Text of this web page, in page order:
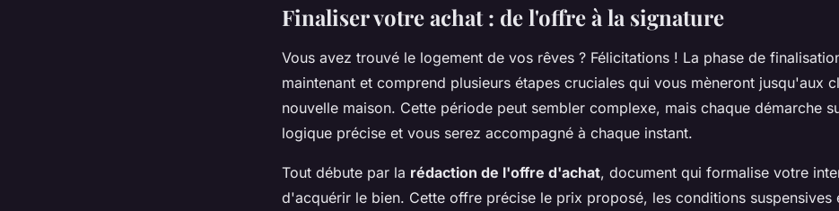
Finaliser votre achat : de l'offre à la signature
Vous avez trouvé le logement de vos rêves ? Félicitations ! La phase de
maintenant et comprend plusieurs étapes cruciales qui vous mèneront jusqu'aux
nouvelle maison. Cette période peut sembler complexe, mais chaque démarche
logique précise et vous serez accompagné à chaque instant.
Tout débute par la rédaction de l'offre d'achat, document qui formalise votre
d'acquérir le bien. Cette offre précise le prix proposé, les conditions suspensives